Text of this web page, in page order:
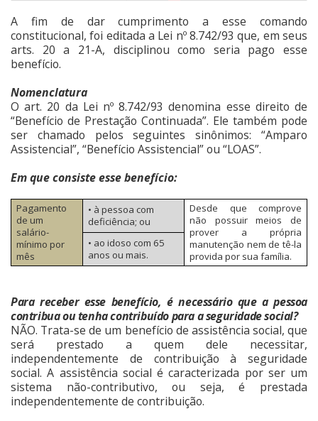
A fim de dar cumprimento a esse comando
constitucional, foi editada a Lei nº 8.742/93 que, em seus
arts. 20 a 21-A, disciplinou como seria pago esse
benefício.
Nomenclatura
O art. 20 da Lei nº 8.742/93denomina esse direito de
“Benefício de Prestação Continuada”. Ele também pode
ser chamado pelos seguintes sinônimos: “Amparo
Assistencial”, “Benefício Assistencial” ou “LOAS”.
Em que consiste esse benefício:
Pagamento
de um
salário-
mínimo por
mês
• à pessoa com
deficiência; ou
Desde que comprove
não possuir meios de
prover a própria
manutenção nem de tê-la
provida por sua família.
• ao idoso com 65
anos ou mais.
Para receber esse benefício, é necessário que a pessoa
contribua ou tenha contribuído para a seguridade social?
NÃO. Trata-se de um benefício de assistência social, que
será prestado a quem dele necessitar,
independentemente de contribuição à seguridade
social. A assistência social é caracterizada por ser um
sistema não-contributivo, ou seja, é prestada
independentemente de contribuição.